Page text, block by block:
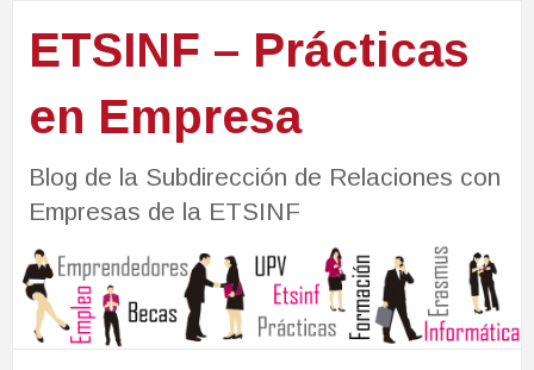
ETSINF – Prácticas
en Empresa
Blog de la Subdirección de Relaciones con
Empresas de la ETSINF